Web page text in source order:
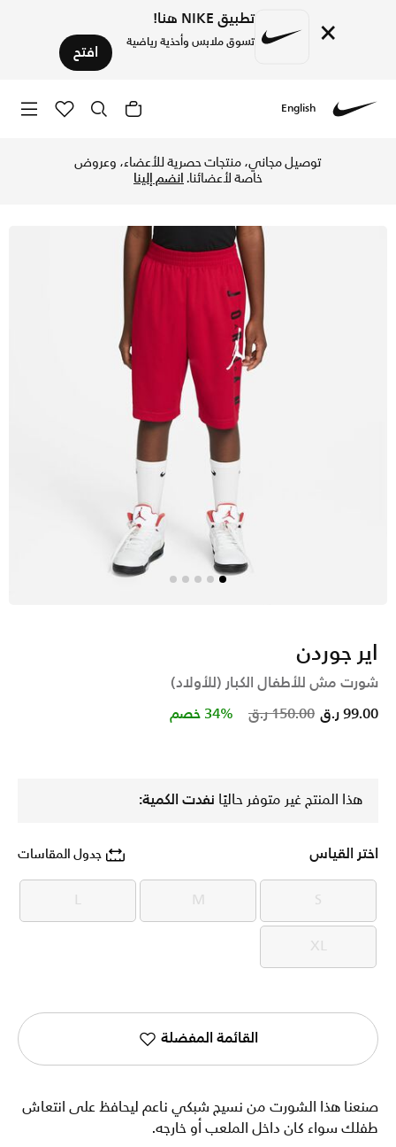
× تطبيق NIKE هنا!
تسوق ملابس وأحذية رياضية افتح
English
توصيل مجاني، منتجات حصرية للأعضاء، وعروض
خاصة لأعضائنا.انضم إلينا
اير جوردن
شورت مش للأطفال الكبار (للأولاد)
Price reduced from
150.00 ر.ق to 99.00 ر.ق 34% خصم
هذا المنتج غير متوفر حاليًا نفدت الكمية:
اختر القياس جدول المقاسات
S
S
M
M
L
L
XL
XL
القائمة المفضلة
صنعنا هذا الشورت من نسيج شبكي ناعم ليحافظ على انتعاش
طفلك سواء كان داخل الملعب أو خارجه.